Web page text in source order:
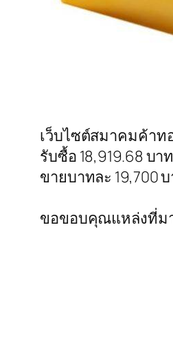
เว็บไซต์สมาคมค้าท
รับซื้อ 18,919.68 บ
ขายบาทละ 19,700
ขอขอบคุณแหล่งที่ม